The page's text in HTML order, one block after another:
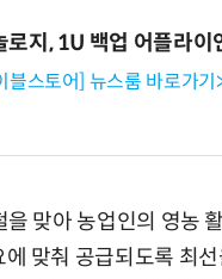
로지, 1U 백업 어플라이
블스토어] 뉴스룸 바로가기
맞아 농업인의 영농
맞춰 공급되도록 최